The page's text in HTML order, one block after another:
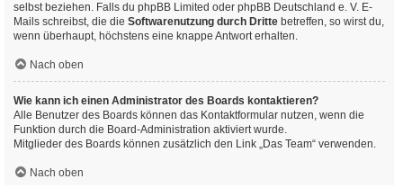
selbst beziehen. Falls du phpBB Limited oder phpBB Deutschland e. V. E-
Mails schreibst, die die Softwarenutzung durch Dritte betreffen, so wirst du,
wenn überhaupt, höchstens eine knappe Antwort erhalten.
Nach oben
Wie kann ich einen Administrator des Boards kontaktieren?
Alle Benutzer des Boards können das Kontaktformular nutzen, wenn die
Funktion durch die Board-Administration aktiviert wurde.
Mitglieder des Boards können zusätzlich den Link „Das Team“ verwenden.
Nach oben